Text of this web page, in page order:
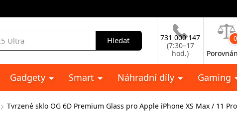
Hledat
731 000 147
(7:30–17
hod.)
0
Gadgety Smart Náhradní díly Gaming
Tvrzené sklo OG 6D Premium Glass pro Apple iPhone XS Max / 11